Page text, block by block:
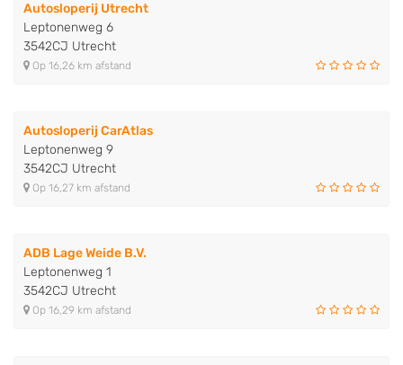
Autosloperij Utrecht
Leptonenweg 6
3542CJ Utrecht
Op 16,26 km afstand
Autosloperij CarAtlas
Leptonenweg 9
3542CJ Utrecht
Op 16,27 km afstand
ADB Lage Weide B.V.
Leptonenweg 1
3542CJ Utrecht
Op 16,29 km afstand